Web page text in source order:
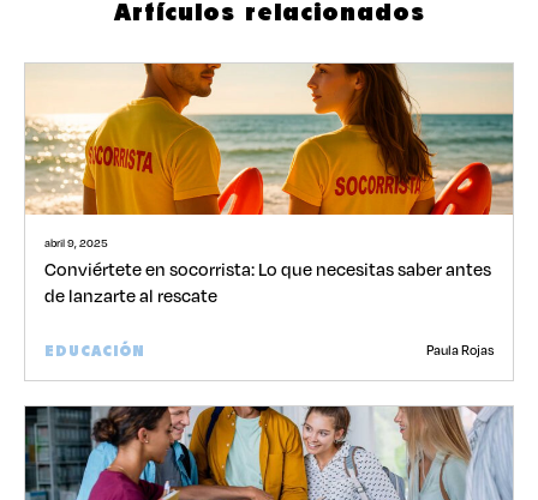
Artículos relacionados
abril 9, 2025
Conviértete en socorrista: Lo que necesitas saber antes
de lanzarte al rescate
EDUCACIÓN Paula Rojas